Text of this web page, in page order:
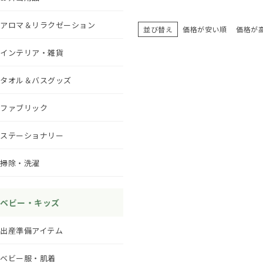
アロマ＆リラクゼーション
インテリア・雑貨
タオル＆バスグッズ
ファブリック
ステーショナリー
掃除・洗濯
ベビー・キッズ
出産準備アイテム
ベビー服・肌着
並び替え 価格が安い順 価格が